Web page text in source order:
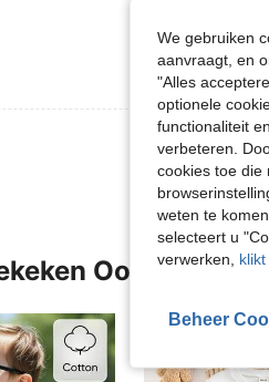
Meer
Ook
We gebruiken
aanvraagt, en
"Alles
optionele
functionaliteit
verbeteren.
cookies toe die
weten te
selecteert u
verwerken,
Beheer